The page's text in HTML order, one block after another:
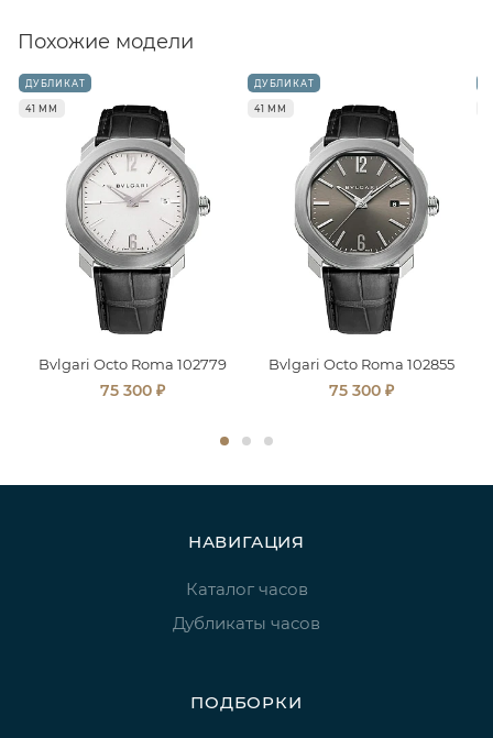
Похожие модели
ДУБЛИКАТ
41 ММ
Bvlgari Octo Roma 102779
75 300 ₽
ДУБЛИКАТ
41 ММ
Bvlgari Octo Roma 102855
75 300 ₽
НАВИГАЦИЯ
Каталог часов
Дубликаты часов
ПОДБОРКИ